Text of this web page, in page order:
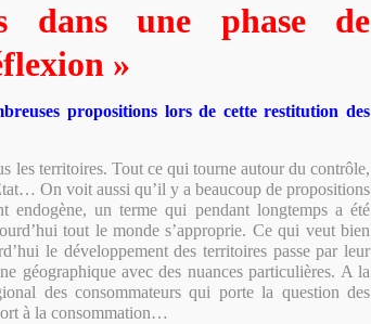
dans une phase de
»
propositions lors de cette restitution des
les territoires. Tout ce qui tourne autour du contrôle,
On voit aussi qu’il y a beaucoup de propositions
endogène, un terme qui pendant longtemps a été
tout le monde s’approprie. Ce qui veut bien
le développement des territoires passe par leur
géographique avec des nuances particulières. A la
des consommateurs qui porte la question des
à la consommation…